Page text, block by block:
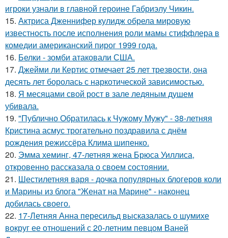
игроки узнали в главной героине Габриэлу Чикин.
15. Актриса Дженнифер кулидж обрела мировую
известность после исполнения роли мамы стиффлера в
комедии американский пирог 1999 года.
16. Белки - зомби атаковали США.
17. Джейми ли Кертис отмечает 25 лет трезвости, она
десять лет боролась с наркотической зависимостью.
18. Я месяцами свой рост в зале ледяным душем
убивала.
19. "Публично Обратилась к Чужому Мужу" - 38-летняя
Кристина асмус трогательно поздравила с днём
рождения режиссёра Клима шипенко.
20. Эмма хеминг, 47-летняя жена Брюса Уиллиса,
откровенно рассказала о своем состоянии.
21. Шестилетняя варя - дочка популярных блогеров коли
и Марины из блога "Женат на Марине" - наконец
добилась своего.
22. 17-Летняя Анна пересильд высказалась о шумихе
вокруг ее отношений с 20-летним певцом Ваней